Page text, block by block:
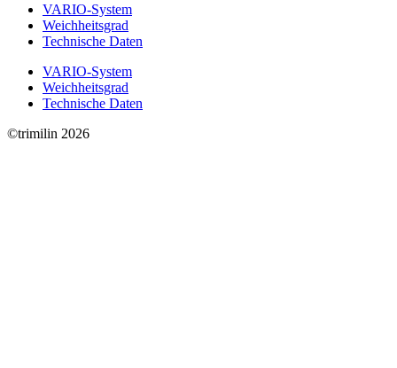
VARIO-System
Weichheitsgrad
Technische Daten
VARIO-System
Weichheitsgrad
Technische Daten
©trimilin 2026